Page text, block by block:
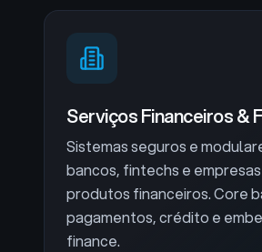
Serviços Financeiros &
Sistemas seguros e
bancos, fintechs e
produtos financeiros. Core
pagamentos, crédito e
finance.